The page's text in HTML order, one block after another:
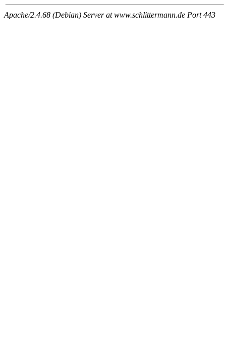
Apache/2.4.68 (Debian) Server at www.schlittermann.de Port 443